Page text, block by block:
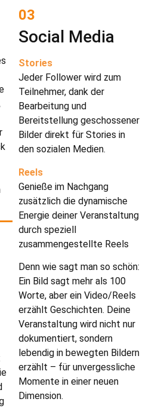
03
Social Media
Stories
Jeder Follower wird zum
Teilnehmer, dank der
Bearbeitung und
Bereitstellung geschossener
Bilder direkt für Stories in
den sozialen Medien.
Reels
Genieße im Nachgang
zusätzlich die dynamische
Energie deiner Veranstaltung
durch speziell
zusammengestellte Reels
Denn wie sagt man so schön:
Ein Bild sagt mehr als 100
Worte, aber ein Video/Reels
erzählt Geschichten. Deine
Veranstaltung wird nicht nur
dokumentiert, sondern
lebendig in bewegten Bildern
erzählt – für unvergessliche
Momente in einer neuen
Dimension.